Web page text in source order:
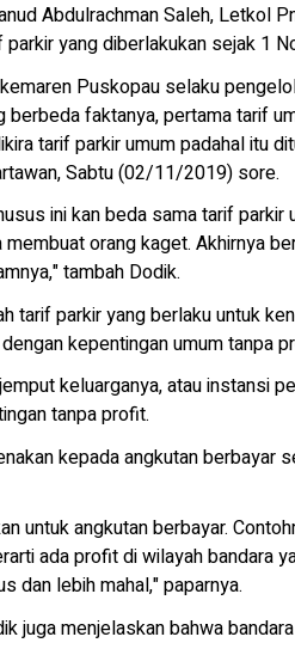
Abdulrachman Saleh, Letkol
yang diberlakukan sejak 1
Puskopau selaku
faktanya, pertama tarif
tarif parkir umum padahal itu
Sabtu (02/11/2019) sore.
ini kan beda sama tarif parkir
orang kaget. Akhirnya
tambah Dodik.
tarif parkir yang berlaku untuk
kepentingan umum tanpa
keluarganya, atau instansi
tanpa profit.
kepada angkutan berbayar
untuk angkutan berbayar.
ada profit di wilayah bandara
dan lebih mahal," paparnya.
juga menjelaskan bahwa